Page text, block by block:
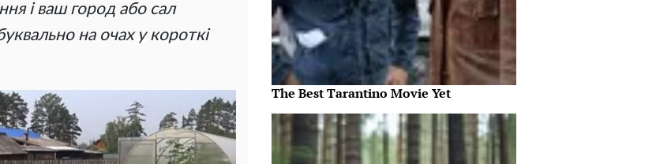
і ваш город або сал
на очах у короткі
The Best Tarantino Movie Yet